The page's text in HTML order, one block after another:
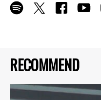
RECOMMEND